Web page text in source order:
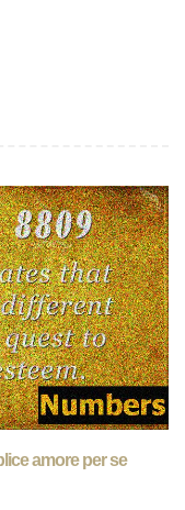
amore per se